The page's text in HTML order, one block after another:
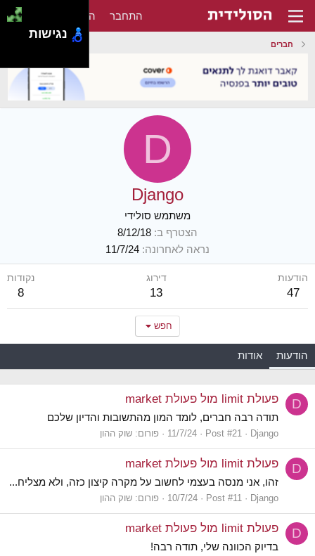
התחבר הירשם
חברים
D
Django
משתמש סולידי
הצטרף ב 8/12/18
נראה לאחרונה 11/7/24
הודעות
47
דירוג
13
נקודות
8
חפש
הודעות אודות
D פעולת limit מול פעולת market
תודה רבה חברים, לומד המון מהתשובות והדיון שלכם
Django
Post #21
11/7/24 פורום: שוק ההון
D פעולת limit מול פעולת market
זהו, אני מנסה בעצמי לחשוב על מקרה קיצון כזה, ולא מצליח...
Django
Post #11
10/7/24 פורום: שוק ההון
D פעולת limit מול פעולת market
בדיוק הכוונה שלי, תודה רבה!
נגישות